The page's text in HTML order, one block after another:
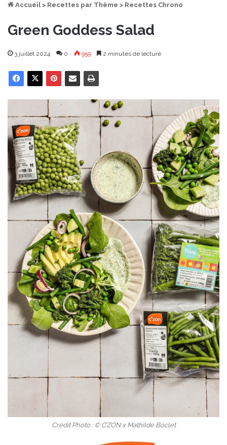
Accueil > Recettes par Thème > Recettes Chrono
Green Goddess Salad
3 juillet 2024 0 959 2 minutes de lecture
Crédit Photo : © C’ZON x Mathilde Boclet